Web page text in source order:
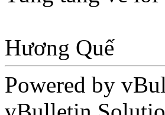
Hương Quế
Powered by